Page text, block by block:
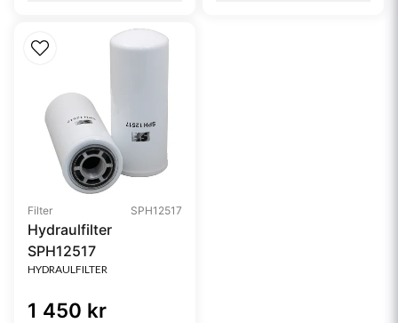
Filter SPH12517
Hydraulfilter
SPH12517
HYDRAULFILTER
1 450 kr